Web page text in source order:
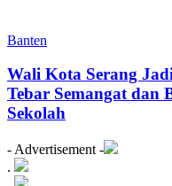
Banten
Wali Kota Serang
Tebar Semangat dan
Sekolah
- Advertisement -
.